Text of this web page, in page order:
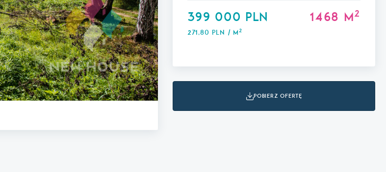
399 000 PLN
271,80 PLN / m2
1468 m2
pobierz ofertę